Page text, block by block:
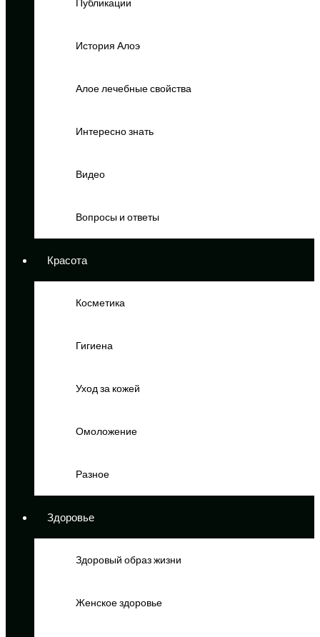
Публикации
История Алоэ
Алое лечебные свойства
Интересно знать
Видео
Вопросы и ответы
Красота
Косметика
Гигиена
Уход за кожей
Омоложение
Разное
Здоровье
Здоровый образ жизни
Женское здоровье